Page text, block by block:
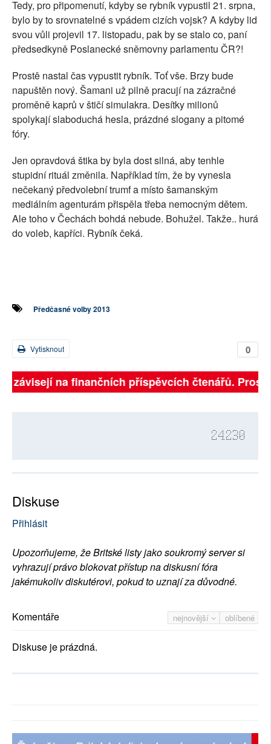
Tedy, pro připomenutí, kdyby se rybník vypustil 21. srpna,
bylo by to srovnatelné s vpádem cizích vojsk? A kdyby lid
svou vůli projevil 17. listopadu, pak by se stalo co, paní
předsedkyně Poslanecké sněmovny parlamentu ČR?!
Prostě nastal čas vypustit rybník. Toť vše. Brzy bude
napuštěn nový. Šamani už pilně pracují na zázračné
proměně kaprů v štičí simulakra. Desítky milionů
spolykají slaboduchá hesla, prázdné slogany a pitomé
fóry.
Jen opravdová štika by byla dost silná, aby tenhle
stupidní rituál změnila. Například tím, že by vynesla
nečekaný předvolební trumf a místo šamanským
mediálním agenturám přispěla třeba nemocným dětem.
Ale toho v Čechách bohdá nebude. Bohužel. Takže.. hurá
do voleb, kapříci. Rybník čeká.
Předčasné volby 2013
0
Vytisknout
závisejí na finančních příspěvcích čtenářů.
24230
Diskuse
Přihlásit
Upozorňujeme, že Britské listy jako soukromý server si
vyhrazují právo blokovat přístup na diskusní fóra
jakémukoliv diskutérovi, pokud to uznají za důvodné.
nejnovější oblíbené
Komentáře
Diskuse je prázdná.